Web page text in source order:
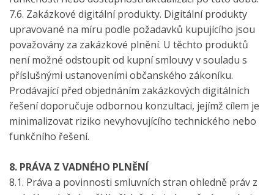
7.6. Zakázkové digitální produkty. Digitální produkty
upravované na míru podle požadavků kupujícího jsou
považovány za zakázkové plnění. U těchto produktů
není možné odstoupit od kupní smlouvy v souladu s
příslušnými ustanoveními občanského zákoníku.
Prodávající před objednáním zakázkových digitálních
řešení doporučuje odbornou konzultaci, jejímž cílem je
minimalizovat riziko nevyhovujícího technického nebo
funkčního řešení.
8. PRÁVA Z VADNÉHO PLNĚNÍ
8.1. Práva a povinnosti smluvních stran ohledně práv z